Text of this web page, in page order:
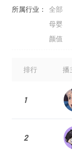
所属行业： 全部
母婴
颜值
排行 播
1
2